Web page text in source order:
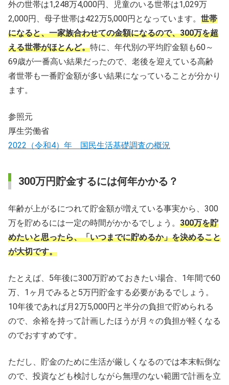
外の世帯は1,248万4,000円、児童のいる世帯は1,029万
2,000円、母子世帯は422万5,000円となっています。 世帯
になると、一家族合わせての金額になるので、300万を超
える世帯がほとんど。特に、年代別の平均貯金額も60～
69歳が一番高い結果だったので、老後を迎えている高齢
者世帯も一番貯金額が多い結果になっていることが分かり
ます。
参照元
厚生労働省
2022（令和4）年 国民生活基礎調査の概況
300万円貯金するには何年かかる？
年齢が上がるにつれて貯金額が増えている事実から、300
万を貯めるには一定の時間がかかるでしょう。 300万を貯
めたいと思ったら、「いつまでに貯めるか」を決めること
が大切です。
たとえば、5年後に300万貯めておきたい場合、1年間で60
万、1ヶ月でみると5万円貯金する必要があるでしょう。
10年後であれば月2万5,000円と半分の負担で貯められる
ので、余裕を持って計画したほうが月々の負担が軽くなる
のでおすすめです。
ただし、貯金のために生活が厳しくなるのでは本末転倒な
ので、投資なども検討しながら無理のない範囲で計画を立